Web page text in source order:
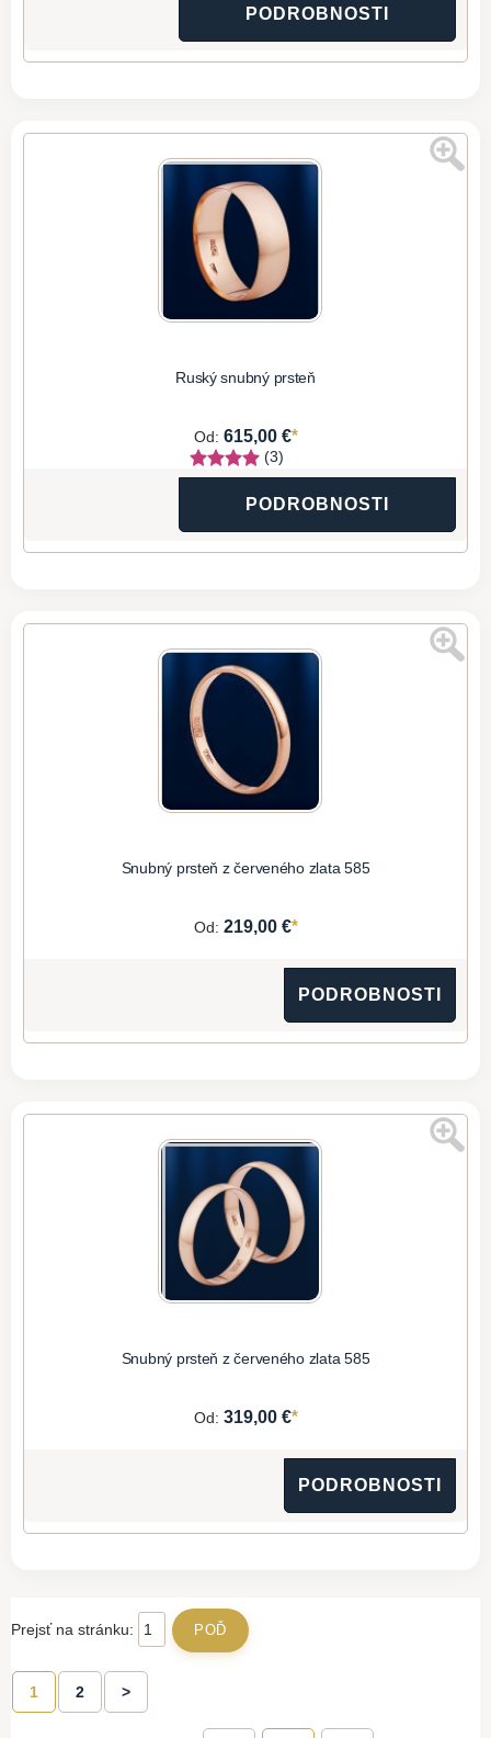
PODROBNOSTI
Ruský snubný prsteň
Od: 615,00 €*
(3)
PODROBNOSTI
Snubný prsteň z červeného zlata 585
Od: 219,00 €*
PODROBNOSTI
Snubný prsteň z červeného zlata 585
Od: 319,00 €*
PODROBNOSTI
Prejsť na stránku:
1 2 >